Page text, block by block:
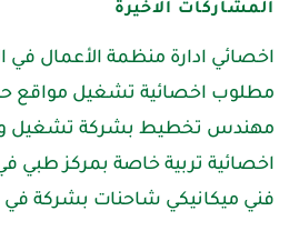
المشاركات الاخيرة
اخصائي ادارة منظمة الأعمال في
مطلوب اخصائية تشغيل مواقع
مهندس تخطيط بشركة تشغيل
اخصائية تربية خاصة بمركز طبي
فني ميكانيكي شاحنات بشركة